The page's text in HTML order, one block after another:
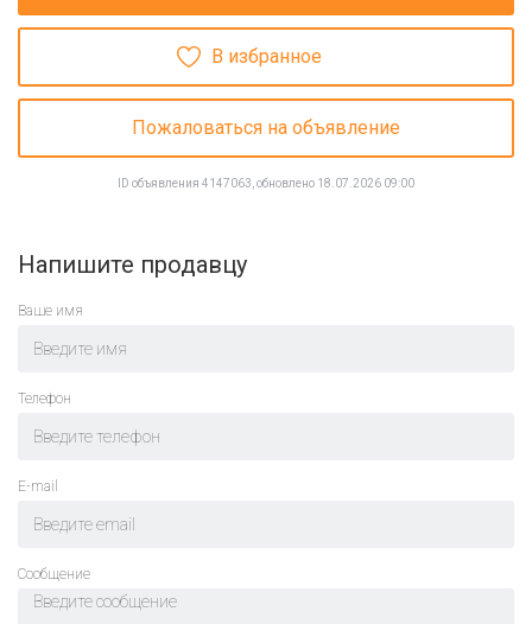
В избранное
Пожаловаться на объявление
ID объявления 4147063, обновлено 18.07.2026 09:00
Напишите продавцу
Ваше имя
Телефон
E-mail
Cообщение